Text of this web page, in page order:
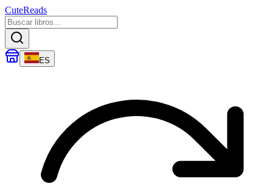
CuteReads
ES